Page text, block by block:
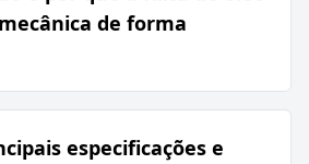
de forma
especificações e